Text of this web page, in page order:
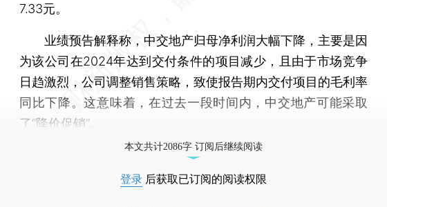
7.33元。
业绩预告解释称，中交地产归母净利润大幅下降，主要是因
为该公司在2024年达到交付条件的项目减少，且由于市场竞争
日趋激烈，公司调整销售策略，致使报告期内交付项目的毛利率
同比下降。这意味着，在过去一段时间内，中交地产可能采取
了“降价促销”。
本文共计2086字 订阅后继续阅读
登录 后获取已订阅的阅读权限